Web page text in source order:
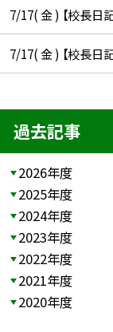
7/17( 金 ) 【校長日
7/17( 金 ) 【校長日
過去記事
2026年度
2025年度
2024年度
2023年度
2022年度
2021年度
2020年度